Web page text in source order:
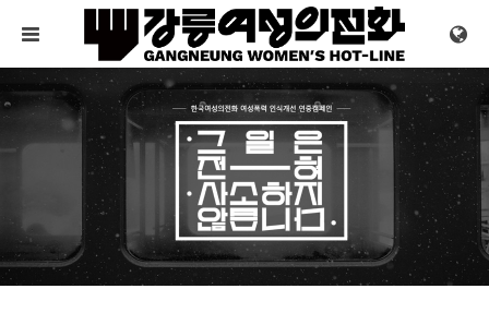
메뉴 건너뛰기